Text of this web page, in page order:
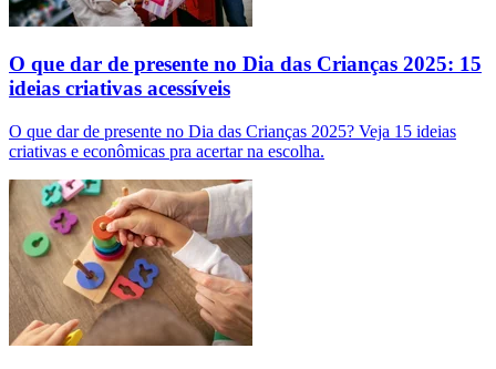
O que dar de presente no Dia das Crianças 2025: 15
ideias criativas acessíveis
O que dar de presente no Dia das Crianças 2025? Veja 15 ideias
criativas e econômicas pra acertar na escolha.